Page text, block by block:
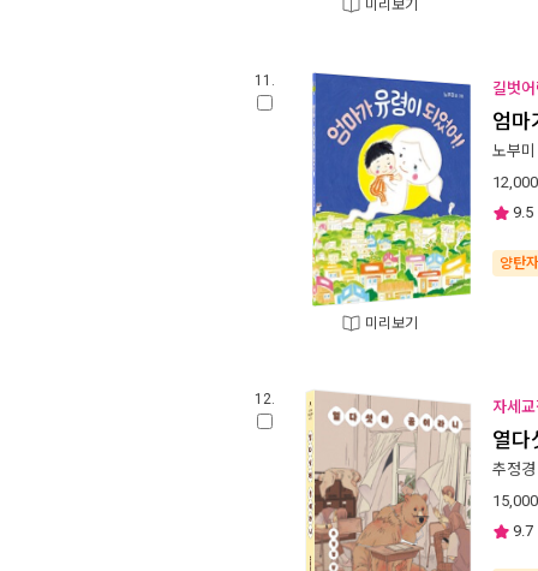
미리보기
11.
미리보기
길벗
엄마
노부미
12,000
9.5
양탄
12. 자세
열다
추정경
15,000
9.7